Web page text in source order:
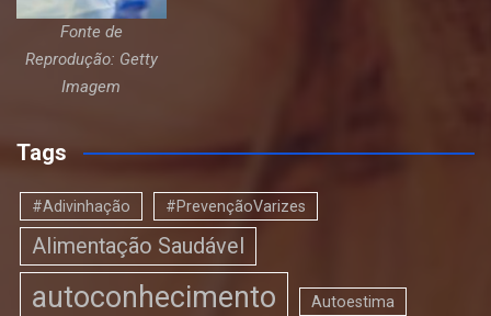
Fonte de
Reprodução: Getty
Imagem
Tags
#Adivinhação #PrevençãoVarizes
Alimentação Saudável
autoconhecimento Autoestima